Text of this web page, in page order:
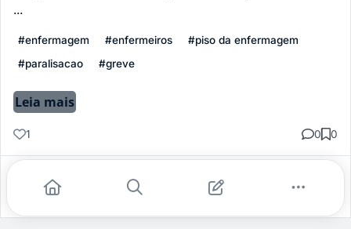
...
#enfermagem #enfermeiros
#piso da enfermagem
#paralisacao
#greve
Leia mais
1 0 0
Gostei Comentar Salvar